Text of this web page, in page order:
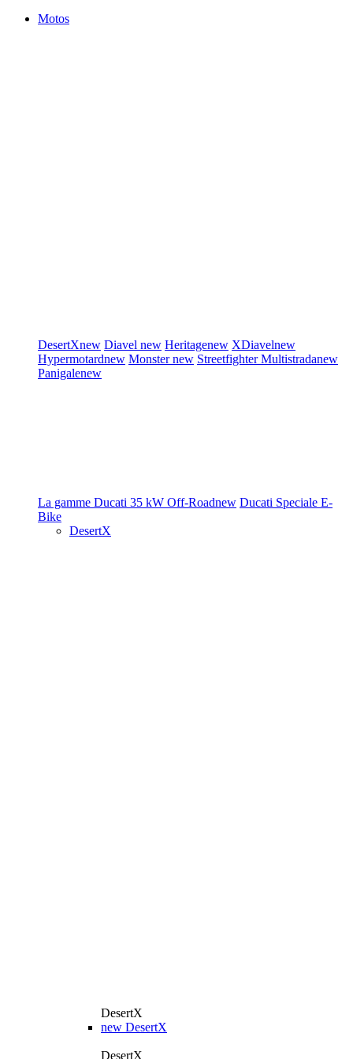
Motos
DesertXnew Diavel new Heritagenew XDiavelnew
Hypermotardnew Monsternew StreetfighterMultistradanew
Panigalenew
La gamme Ducati 35 kW Off-Roadnew Ducati Speciale E-
Bike
DesertX
DesertX
new DesertX
DesertX